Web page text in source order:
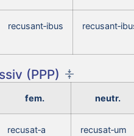
recusant‑ibus
(PPP)
fem. neutr.
recusat‑a recusat‑um